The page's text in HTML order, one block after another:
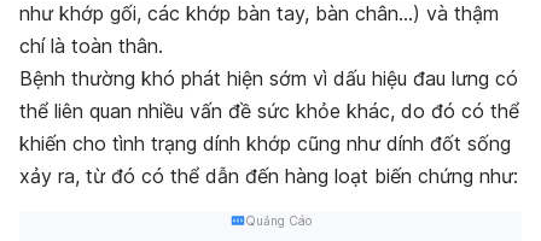
như khớp gối, các khớp bàn tay, bàn chân…) và thậm
chí là toàn thân.
Bệnh thường khó phát hiện sớm vì dấu hiệu đau lưng có
thể liên quan nhiều vấn đề sức khỏe khác, do đó có thể
khiến cho tình trạng dính khớp cũng như dính đốt sống
xảy ra, từ đó có thể dẫn đến hàng loạt biến chứng như:
Quảng Cáo